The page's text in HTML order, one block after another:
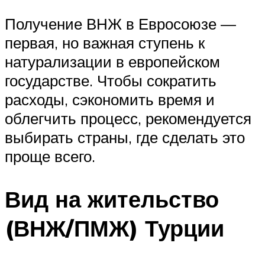
Получение ВНЖ в Евросоюзе —
первая, но важная ступень к
натурализации в европейском
государстве. Чтобы сократить
расходы, сэкономить время и
облегчить процесс, рекомендуется
выбирать страны, где сделать это
проще всего.
Вид на жительство
(ВНЖ/ПМЖ) Турции